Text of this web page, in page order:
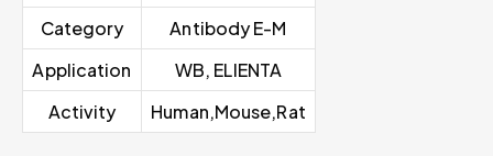
Category
Antibody E-M
Application
WB, ELIENTA
Activity
Human,Mouse,Rat